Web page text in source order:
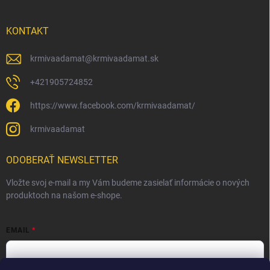
KONTAKT
krmivaadamat@krmivaadamat.sk
+421905724852
https://www.facebook.com/krmivaadamat/
krmivaadamat
ODOBERAŤ NEWSLETTER
Vložte svoj e-mail a my Vám budeme zasielať informácie o nových
produktoch na našom e-shope.
EMAIL